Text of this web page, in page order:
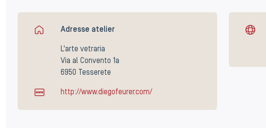
Adresse atelier
L'arte vetraria
Via al Convento 1a
6950 Tesserete
http://www.diegofeurer.com/